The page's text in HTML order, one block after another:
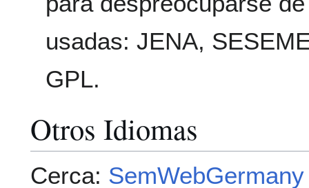
usadas: JENA,
GPL.
Otros Idiomas
Cerca: SemWebGermany